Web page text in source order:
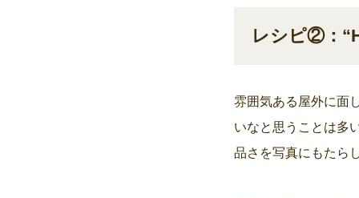
レシピ②：
雰囲気ある屋外に面
いなと思うことは多
品さを写真にもたら